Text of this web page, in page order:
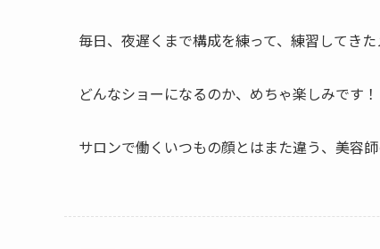
毎日、夜遅くまで構成を練って、練習してき
どんなショーになるのか、めちゃ楽しみです！
サロンで働くいつもの顔とはまた違う、美容